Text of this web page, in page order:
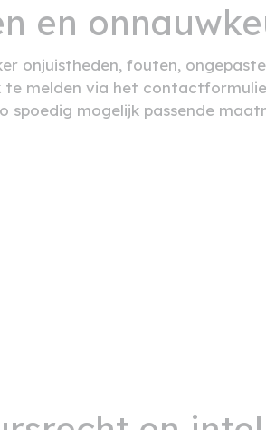
en
onjuistheden, fouten,
te melden via het
spoedig mogelijk passende